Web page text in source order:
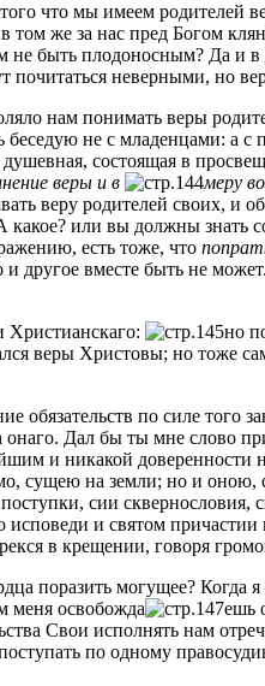
что мы имеем
том же за нас пред Богом
не быть плодоносным? Да и
почитаться неверными, но
нам понимать веры
не с младенцами: а
душевная, состоящая в
веры и в меру
веру родителей своих, и
или вы должны знать
есть тоже, что
другое вместе быть не
Христианскаго:
но
веры Христовы; но тоже
обязательств по силе
онаго. Дал бы ты мне слово
и никакой
сущею на земли; но и
сии сквернословия,
и святом
в крещении, говоря
поразить могущее?
меня освобожда
ешь
Свои исполнять нам
по одному